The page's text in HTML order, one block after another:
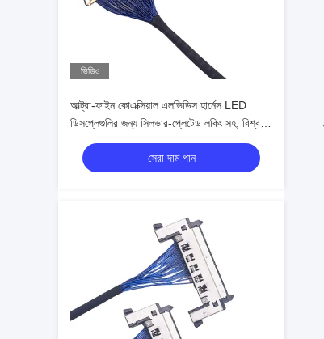
ভিডিও
আল্ট্রা-ফাইন কোএক্সিয়াল এলভিডিস হার্নেস LED
ডিসপ্লেগুলির জন্য সিলভার-প্লেটেড লকিং সহ, বিশ্বস্ত
তারের হার্নেস প্রস্তুতকারক
সেরা দাম পান